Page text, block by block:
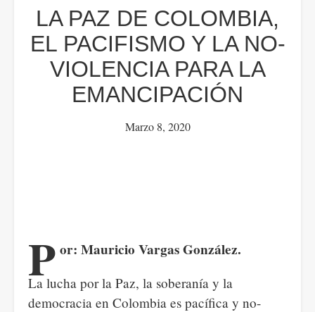
LA PAZ DE COLOMBIA,
EL PACIFISMO Y LA NO-
VIOLENCIA PARA LA
EMANCIPACIÓN
Marzo 8, 2020
P or: Mauricio Vargas González.
La lucha por la Paz, la soberanía y la
democracia en Colombia es pacífica y no-